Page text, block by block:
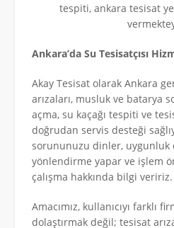
tespiti, ankara tesisat
Ankara’da Su Tesisatçısı
Akay Tesisat olarak Ankara
arızaları, musluk ve batarya
açma, su kaçağı tespiti ve
doğrudan servis desteği
sorununuzu dinler, uygunluk
yönlendirme yapar ve işlem
çalışma hakkında bilgi veririz.
Amacımız, kullanıcıyı farklı
dolaştırmak değil; tesisat